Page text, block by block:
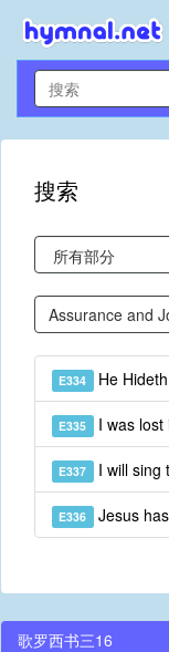
搜索
E334 He
E335 I was lost
E337 I will sing
E336 Jesus
歌罗西书三16